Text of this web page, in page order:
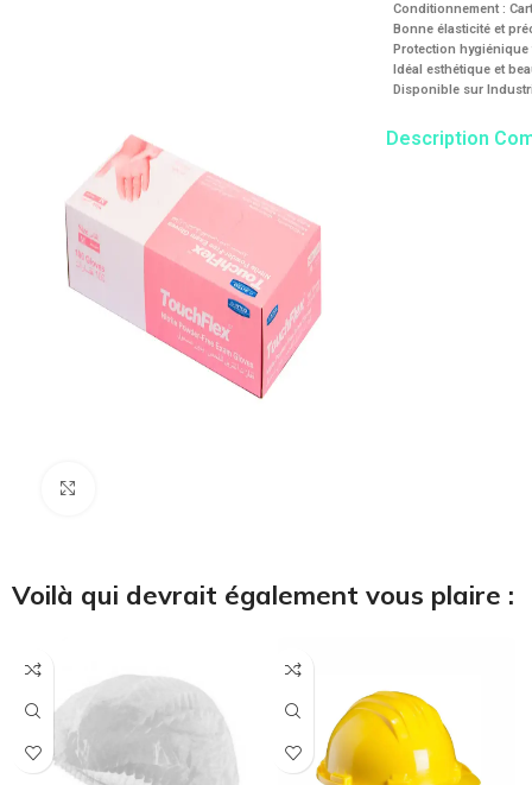
Conditionnement :
Bonne élasticité et
Protection hygiénique
Idéal esthétique et
Disponible sur
Description
Voilà qui devrait également vous plaire :